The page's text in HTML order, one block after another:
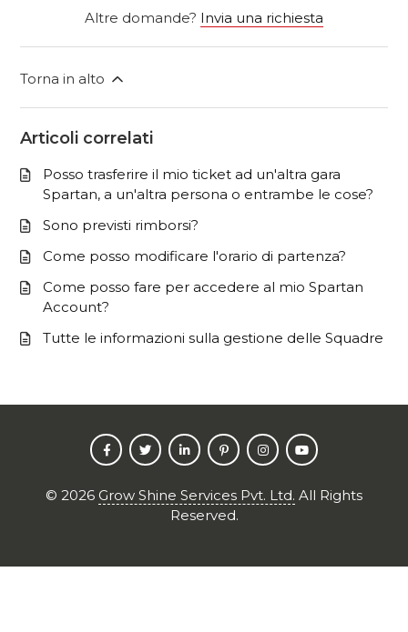
Altre domande? Invia una richiesta
Torna in alto
Articoli correlati
Posso trasferire il mio ticket ad un'altra gara
Spartan, a un'altra persona o entrambe le cose?
Sono previsti rimborsi?
Come posso modificare l'orario di partenza?
Come posso fare per accedere al mio Spartan
Account?
Tutte le informazioni sulla gestione delle Squadre
© 2026 Grow Shine Services Pvt. Ltd. All Rights
Reserved.